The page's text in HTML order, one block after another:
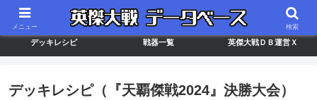
最新バージョン情報 武将ランキング カードリスト
デッキレシピ 戦器一覧 英傑大戦ＤＢ運営Ｘ
デッキレシピ（『天覇傑戦2024』決勝大会）
メニュー 検索